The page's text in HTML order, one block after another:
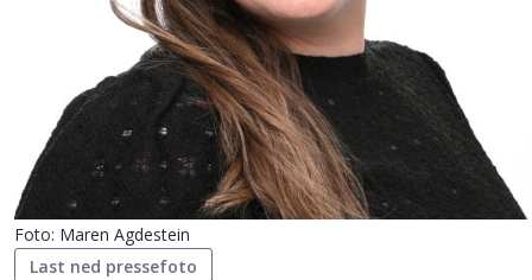
Foto: Maren Agdestein
Last ned pressefoto